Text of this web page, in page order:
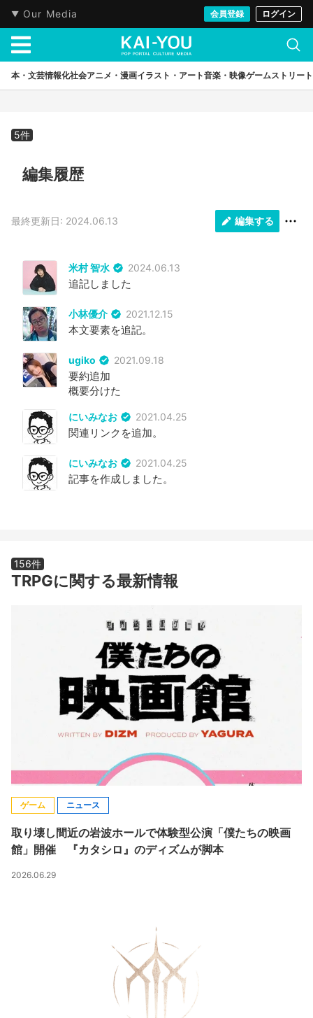
Our Media 会員登録 ログイン
本・文芸情報化社会アニメ・漫画イラスト・アート音楽・映像ゲームストリート
KAI-YOU キーフレーズ
5件
編集履歴
最終更新日: 2024.06.13 編集する
米村 智水 2024.06.13
追記しました
小林優介 2021.12.15
本文要素を追記。
ugiko 2021.09.18
要約追加
概要分けた
にいみなお 2021.04.25
関連リンクを追加。
にいみなお 2021.04.25
記事を作成しました。
156件
TRPGに関する最新情報
ゲーム ニュース
取り壊し間近の岩波ホールで体験型公演「僕たちの映画
館」開催 『カタシロ』のディズムが脚本
2026.06.29